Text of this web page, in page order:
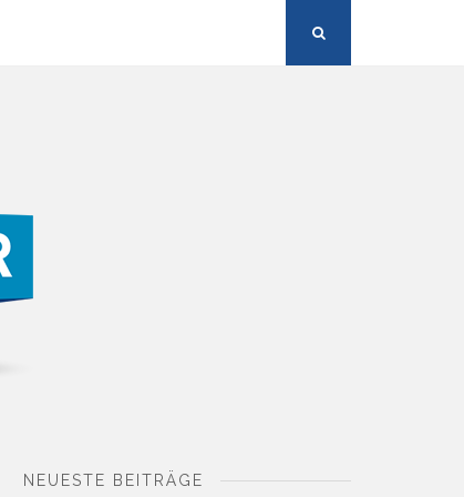
NEUESTE BEITRÄGE